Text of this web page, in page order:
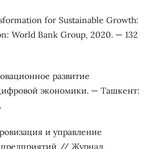
for Sustainable Growth:
World Bank Group, 2020. — 132
развитие
экономики. — Ташкент:
и управление
предприятий // Журнал